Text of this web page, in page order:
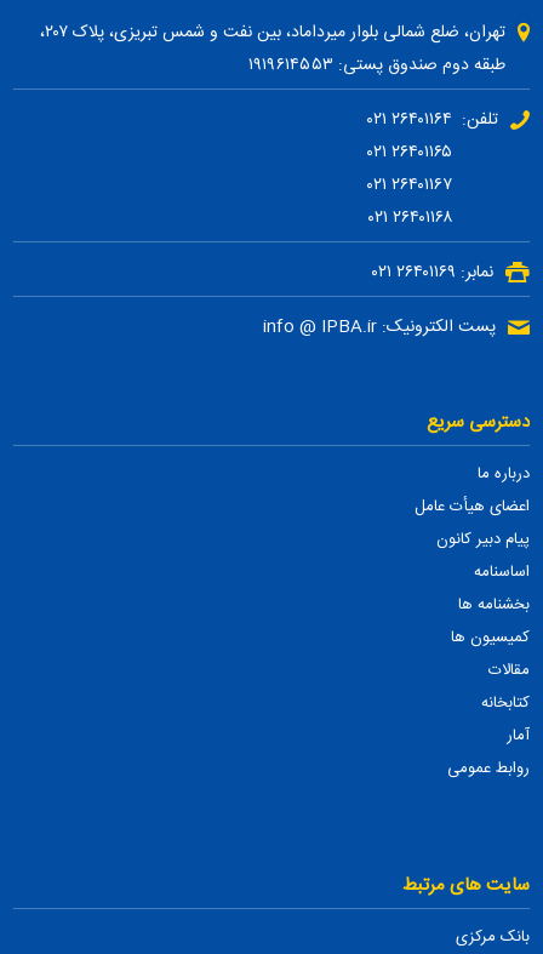
تهران، ضلع شمالی بلوار میرداماد، بین نفت و شمس تبریزی، پلاک ۲۰۷،
طبقه دوم صندوق پستی: ۱۹۱۹۶۱۴۵۵۳
تلفن: ۲۶۴۰۱۱۶۴ ۰۲۱
۲۶۴۰۱۱۶۷ ۰۲۱
۲۶۴۰۱۱۶۸ ۰۲۱
نمابر: ۲۶۴۰۱۱۶۹ ۰۲۱
پست الکترونیک: info @ IPBA.ir
دسترسی سریع
درباره ما
اعضای هیأت عامل
پیام دبیر کانون
اساسنامه
بخشنامه ها
کمیسیون ها
مقالات
کتابخانه
آمار
روابط عمومی
سایت های مرتبط
بانک مرکزی